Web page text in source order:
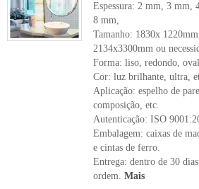
Espessura: 2 mm, 3 mm,
8 mm,
Tamanho: 1830x
2134x3300mm ou
Forma: liso, redondo,
Cor: luz brilhante, ultra,
Aplicação: espelho de
composição, etc.
Autenticação: ISO
Embalagem: caixas de
e cintas de ferro.
Entrega: dentro de 30
ordem. Mais